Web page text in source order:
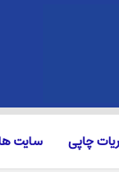
چاپی سایت